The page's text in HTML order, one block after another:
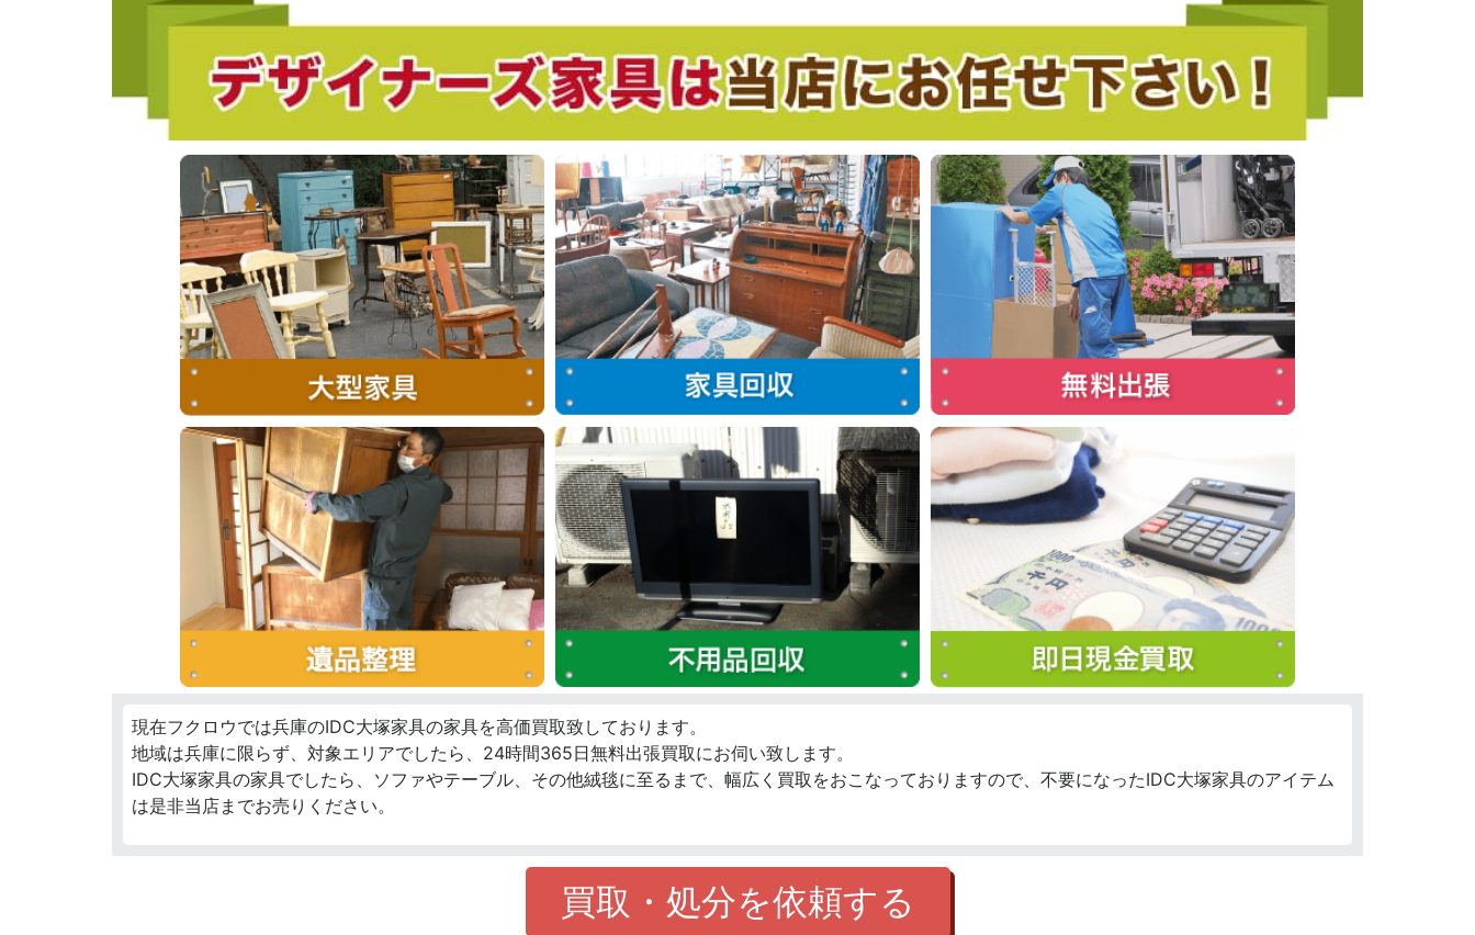
現在フクロウでは兵庫のIDC大塚家具の家具を高価買取致しております。
地域は兵庫に限らず、対象エリアでしたら、24時間365日無料出張買取にお伺い致します。
IDC大塚家具の家具でしたら、ソファやテーブル、その他絨毯に至るまで、幅広く買取をおこなっておりますので、不要になったIDC大塚家具のアイテム
は是非当店までお売りください。
買取・処分を依頼する